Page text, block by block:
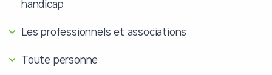
handicap
Les professionnels et associations
Toute personne